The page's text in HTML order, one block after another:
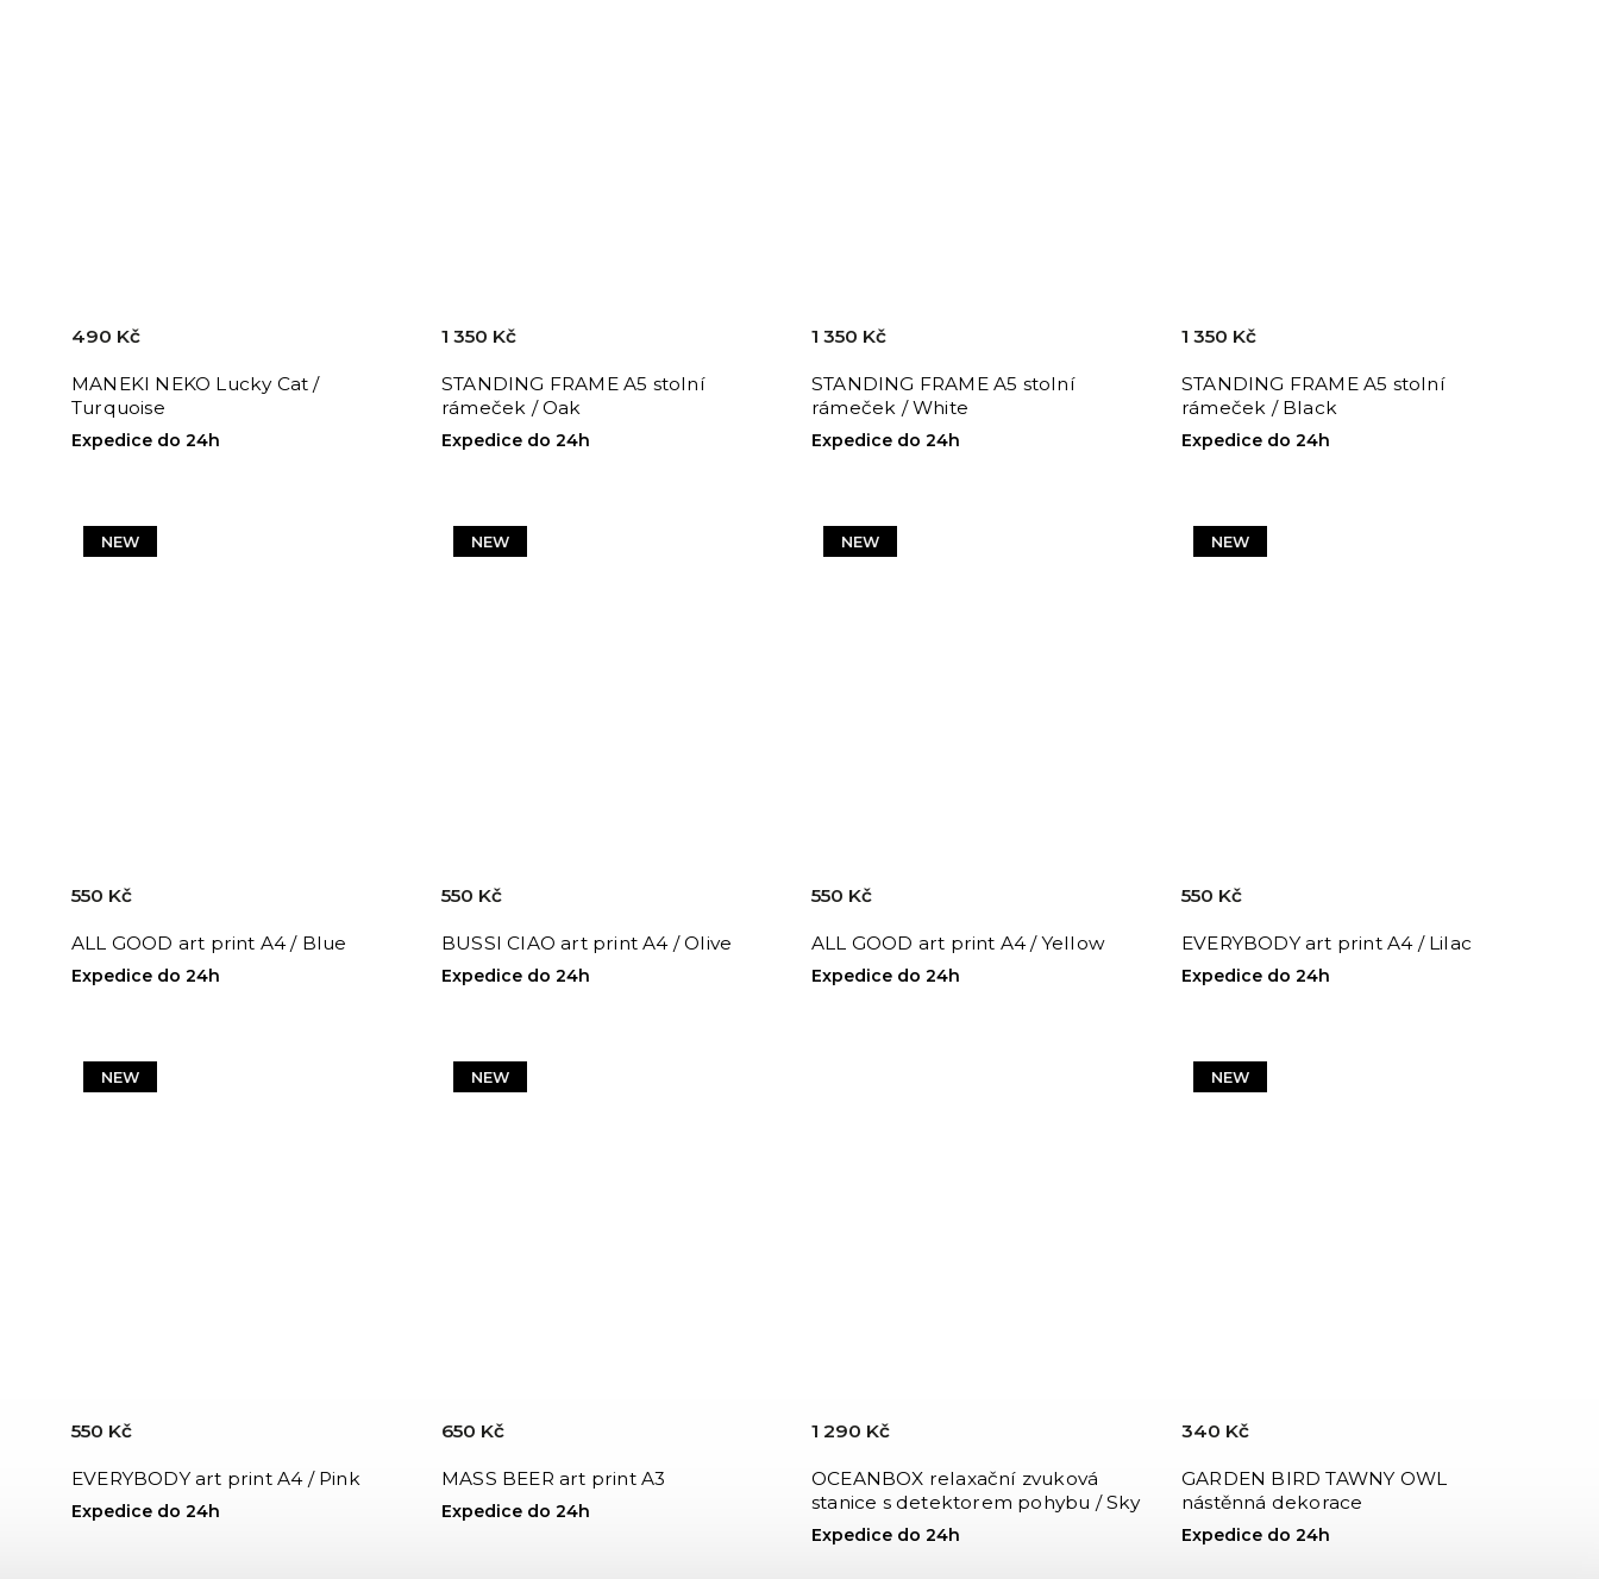
MANEKI NEKO Lucky Cat /
Turquoise
Expedice do 24h
490 Kč
STANDING FRAME A5 stolní
rámeček / Oak
Expedice do 24h
1 350 Kč
STANDING FRAME A5 stolní
rámeček / White
Expedice do 24h
1 350 Kč
STANDING FRAME A5 stolní
rámeček / Black
Expedice do 24h
1 350 Kč
NEW
ALL GOOD art print A4 / Blue
Expedice do 24h
550 Kč
NEW
BUSSI CIAO art print A4 / Olive
Expedice do 24h
550 Kč
NEW
ALL GOOD art print A4 / Yellow
Expedice do 24h
550 Kč
NEW
EVERYBODY art print A4 / Lilac
Expedice do 24h
550 Kč
NEW
EVERYBODY art print A4 / Pink
Expedice do 24h
550 Kč
NEW
MASS BEER art print A3
Expedice do 24h
650 Kč
OCEANBOX relaxační zvuková
stanice s detektorem pohybu / Sky
Expedice do 24h
1 290 Kč
NEW
GARDEN BIRD TAWNY OWL
nástěnná dekorace
Expedice do 24h
340 Kč